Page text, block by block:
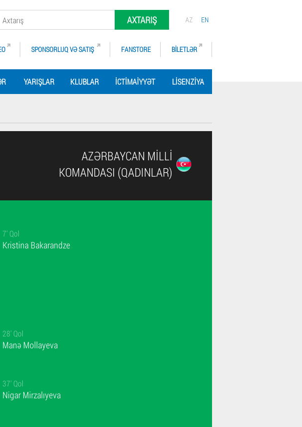
AZ EN
AXTARIŞ
SPONSORLUQ VƏ SATIŞ FANSTORE BILETLƏR
YARIŞLAR KLUBLAR İCTIMAIYYƏT LISENZIYA
AZƏRBAYCAN MILLI
KOMANDASI (QADINLAR)
7'Qol
Kristina Bakarandze
28'Qol
Manə Mollayeva
37'Qol
Nigar Mirzalıyeva